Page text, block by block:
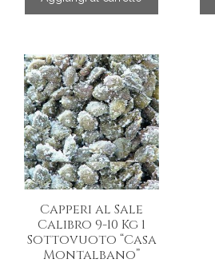
Capperi al Sale
Calibro 9-10 Kg 1
Sottovuoto “Casa
Montalbano”